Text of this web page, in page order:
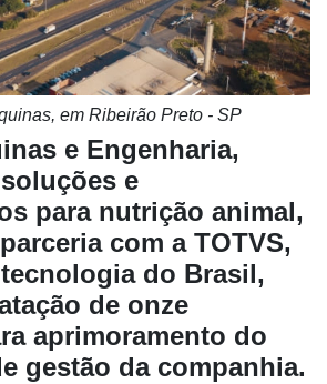
em Ribeirão Preto - SP
e Engenharia,
e
para nutrição animal,
com a TOTVS,
do Brasil,
de onze
aprimoramento do
gestão da companhia.